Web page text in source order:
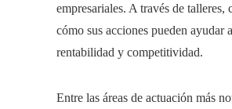
empresariales. A través de
cómo sus acciones pueden
rentabilidad y competitividad.
Entre las áreas de actuación más